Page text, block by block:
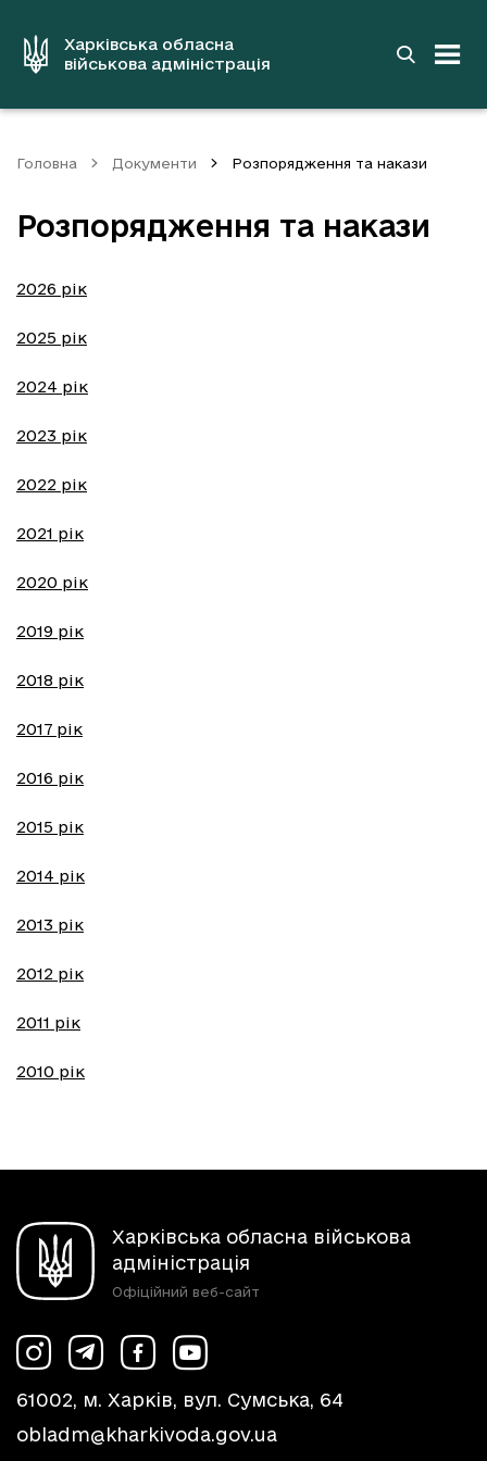
вмістуХарківська обласна
військова адміністрація
Головна Документи Розпорядження та накази
Розпорядження та накази
2026 рік
2025 рік
2024 рік
2023 рік
2022 рік
2021 рік
2020 рік
2019 рік
2018 рік
2017 рік
2016 рік
2015 рік
2014 рік
2013 рік
2012 рік
2011 рік
2010 рік
Харківська обласна військова
адміністрація
Офіційний веб-сайт
61002, м. Харків, вул. Сумська, 64
obladm@kharkivoda.gov.ua